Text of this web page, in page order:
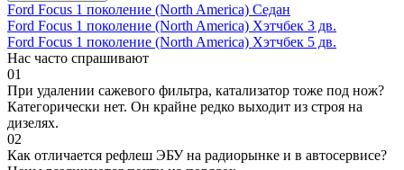
Ford Focus 1 поколение (North America) Седан
Ford Focus 1 поколение (North America) Хэтчбек 3 дв.
Ford Focus 1 поколение (North America) Хэтчбек 5 дв.
Нас часто спрашивают
01
При удалении сажевого фильтра, катализатор тоже под нож?
Категорически нет. Он крайне редко выходит из строя на
дизелях.
02
Как отличается рефлеш ЭБУ на радиорынке и в автосервисе?